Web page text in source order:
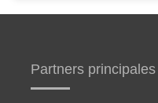
Partners principales